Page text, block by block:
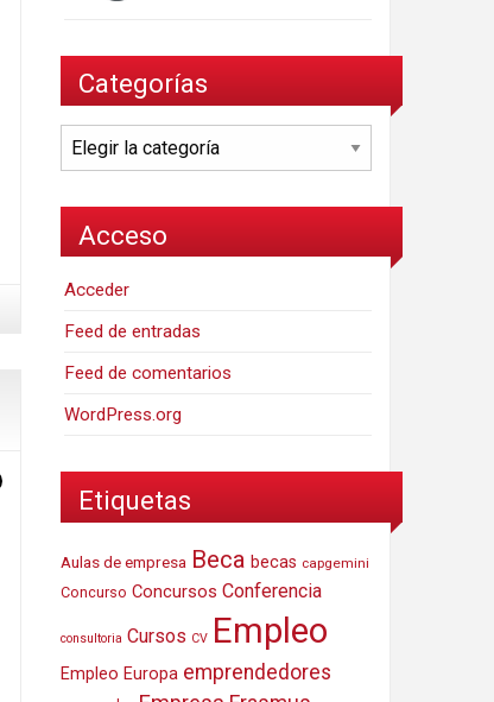
Categorías
Categorías
Acceso
Acceder
Feed de entradas
Feed de comentarios
WordPress.org
Etiquetas
Aulas de empresa Beca becas capgemini
Concurso Concursos Conferencia
consultoria Cursos CV Empleo
Empleo Europa emprendedores